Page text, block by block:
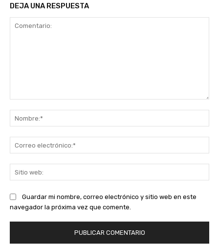
DEJA UNA RESPUESTA
Guardar mi nombre, correo electrónico y sitio web en este
navegador la próxima vez que comente.